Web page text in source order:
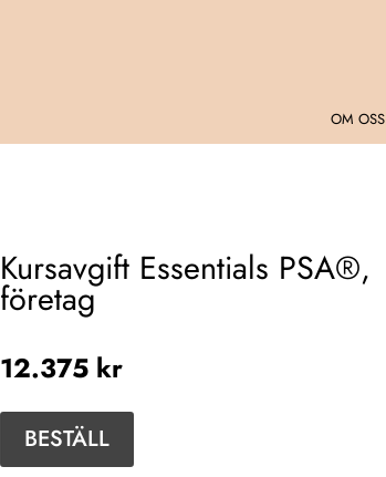
OM OSS
Kursavgift Essentials PSA®,
företag
12.375 kr
Kursavgift
Essentials
BESTÄLL